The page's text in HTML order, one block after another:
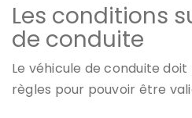
Les conditions
de conduite
Le véhicule de conduite
règles pour pouvoir être